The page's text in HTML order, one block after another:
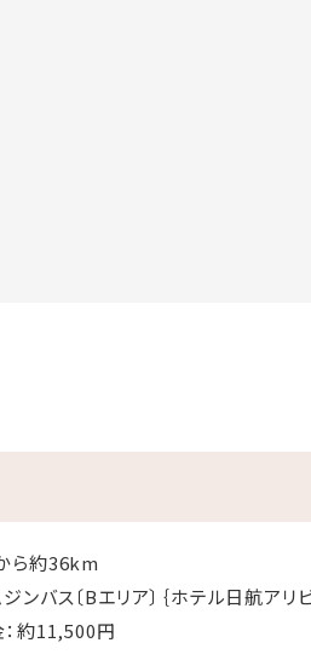
ら約36km
バス〔Bエリア〕｛ホテル日航アリ
約11,500円